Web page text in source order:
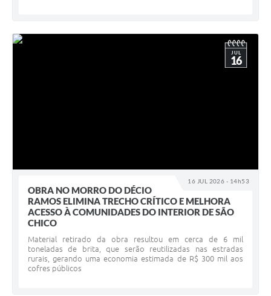
16 JUL 2026 - 14h53
JUL
16
OBRA NO MORRO DO DÉCIO
RAMOS ELIMINA TRECHO CRÍTICO E MELHORA
ACESSO À COMUNIDADES DO INTERIOR DE SÃO
CHICO
Material retirado da obra resultou em cerca de 6 mil
toneladas de brita, que serão reutilizadas nas estradas
rurais, gerando uma economia estimada de R$ 300 mil aos
cofres públicos